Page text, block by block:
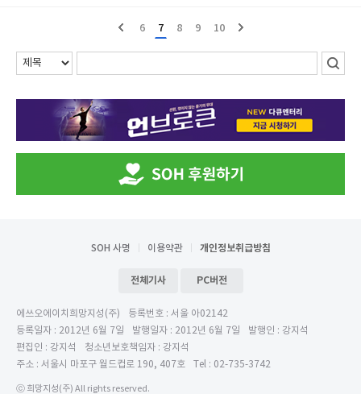
6 7 8 9 10
SOH 사명 이용약관 개인정보취급방침
전체기사 PC버전
에쓰오에이치희망지성(주)
등록번호 : 서울 아02142
등록일자 : 2012년 6월 7일
발행일자 : 2012년 6월 7일
발행인 : 강지석
편집인 : 강지석
청소년보호책임자 : 강지석
주소 : 서울시 마포구 월드컵로 190, 407호
Tel : 02-735-3742
ⓒ 희망지성(주) All rights reserved.